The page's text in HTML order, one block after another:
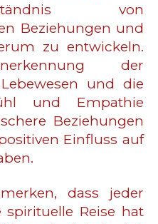
von
Beziehungen und
zu entwickeln.
der
und die
und Empathie
Beziehungen
Einfluss auf
dass jeder
spirituelle Reise hat